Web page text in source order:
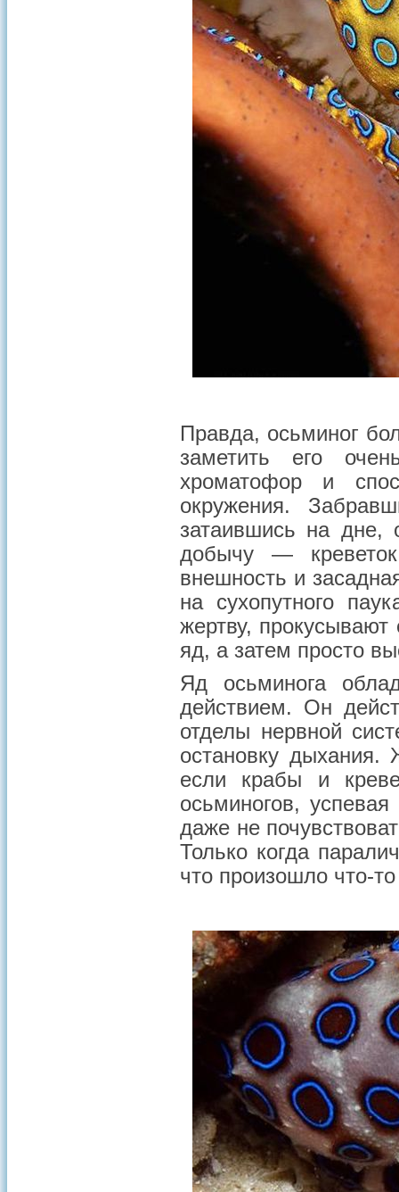
Правда, осьминог
заметить его
хроматофор и
окружения.
затаившись на дне,
добычу —
внешность и
на сухопутного
жертву,
яд, а затем просто
Яд осьминога
действием. Он
отделы нервной
остановку дыхания.
если крабы и
осьминогов,
даже не
Только когда
что произошло что-